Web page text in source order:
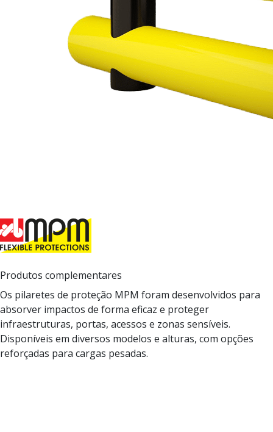
Produtos complementares
Os pilaretes de proteção MPM foram desenvolvidos para
absorver impactos de forma eficaz e proteger
infraestruturas, portas, acessos e zonas sensíveis.
Disponíveis em diversos modelos e alturas, com opções
reforçadas para cargas pesadas.